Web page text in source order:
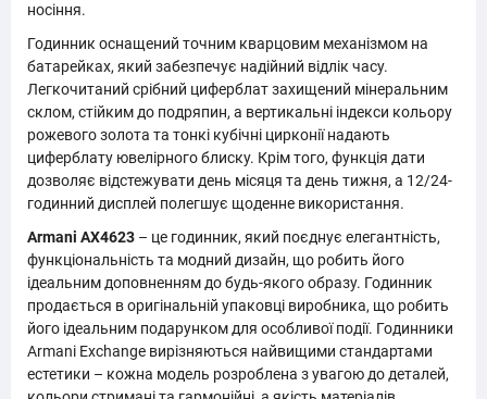
носіння.
Годинник оснащений точним кварцовим механізмом на
батарейках, який забезпечує надійний відлік часу.
Легкочитаний срібний циферблат захищений мінеральним
склом, стійким до подряпин, а вертикальні індекси кольору
рожевого золота та тонкі кубічні цирконії надають
циферблату ювелірного блиску. Крім того, функція дати
дозволяє відстежувати день місяця та день тижня, а 12/24-
годинний дисплей полегшує щоденне використання.
Armani AX4623 – це годинник, який поєднує елегантність,
функціональність та модний дизайн, що робить його
ідеальним доповненням до будь-якого образу. Годинник
продається в оригінальній упаковці виробника, що робить
його ідеальним подарунком для особливої події. Годинники
Armani Exchange вирізняються найвищими стандартами
естетики – кожна модель розроблена з увагою до деталей,